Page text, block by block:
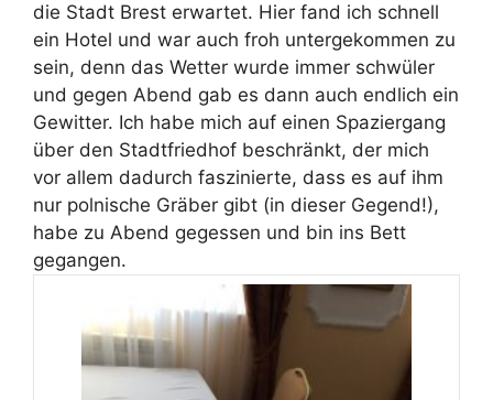
die Stadt Brest erwartet. Hier fand ich schnell
ein Hotel und war auch froh untergekommen zu
sein, denn das Wetter wurde immer schwüler
und gegen Abend gab es dann auch endlich ein
Gewitter. Ich habe mich auf einen Spaziergang
über den Stadtfriedhof beschränkt, der mich
vor allem dadurch faszinierte, dass es auf ihm
nur polnische Gräber gibt (in dieser Gegend!),
habe zu Abend gegessen und bin ins Bett
gegangen.